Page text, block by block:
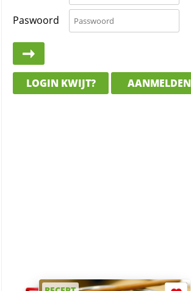
Paswoord
LOGIN KWIJT? AANMELDEN